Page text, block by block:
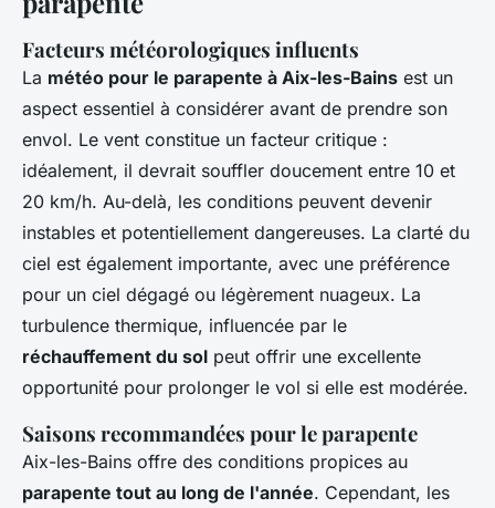
Facteurs météorologiques influents
La météo pour le parapente à Aix-les-Bains est un
aspect essentiel à considérer avant de prendre son
envol. Le vent constitue un facteur critique :
idéalement, il devrait souffler doucement entre 10 et
20 km/h. Au-delà, les conditions peuvent devenir
instables et potentiellement dangereuses. La clarté du
ciel est également importante, avec une préférence
pour un ciel dégagé ou légèrement nuageux. La
turbulence thermique, influencée par le
réchauffement du sol peut offrir une excellente
opportunité pour prolonger le vol si elle est modérée.
Saisons recommandées pour le parapente
Aix-les-Bains offre des conditions propices au
parapente tout au long de l'année. Cependant, les